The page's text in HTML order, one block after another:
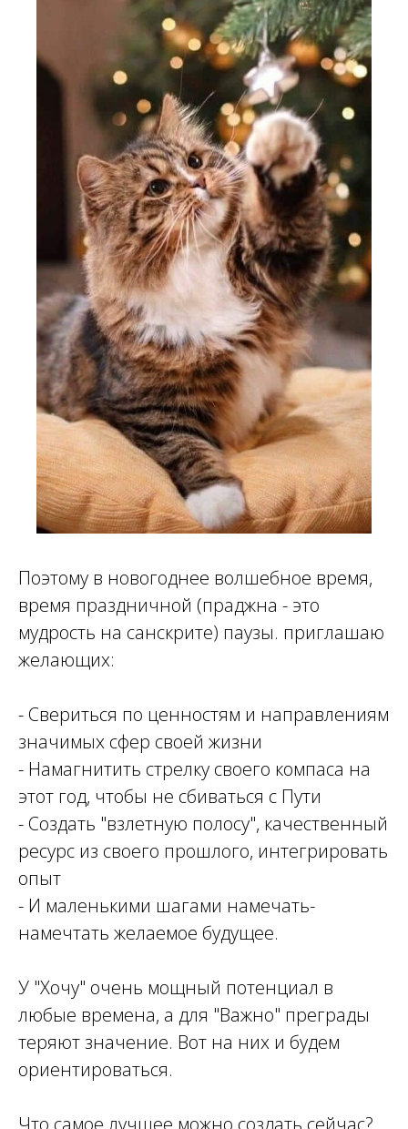
Поэтому в новогоднее волшебное время,
время праздничной (праджна - это
мудрость на санскрите) паузы. приглашаю
желающих:
- Свериться по ценностям и направлениям
значимых сфер своей жизни
- Намагнитить стрелку своего компаса на
этот год, чтобы не сбиваться с Пути
- Создать "взлетную полосу", качественный
ресурс из своего прошлого, интегрировать
опыт
- И маленькими шагами намечать-
намечтать желаемое будущее.
У "Хочу" очень мощный потенциал в
любые времена, а для "Важно" преграды
теряют значение. Вот на них и будем
ориентироваться.
Что самое лучшее можно создать сейчас?